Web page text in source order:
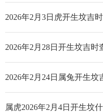
2026年2月3日虎开生坟吉
2026年2月28日开生坟吉